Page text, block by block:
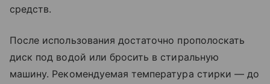
средств.
После использования достаточно прополоскать
диск под водой или бросить в стиральную
машину. Рекомендуемая температура стирки — до